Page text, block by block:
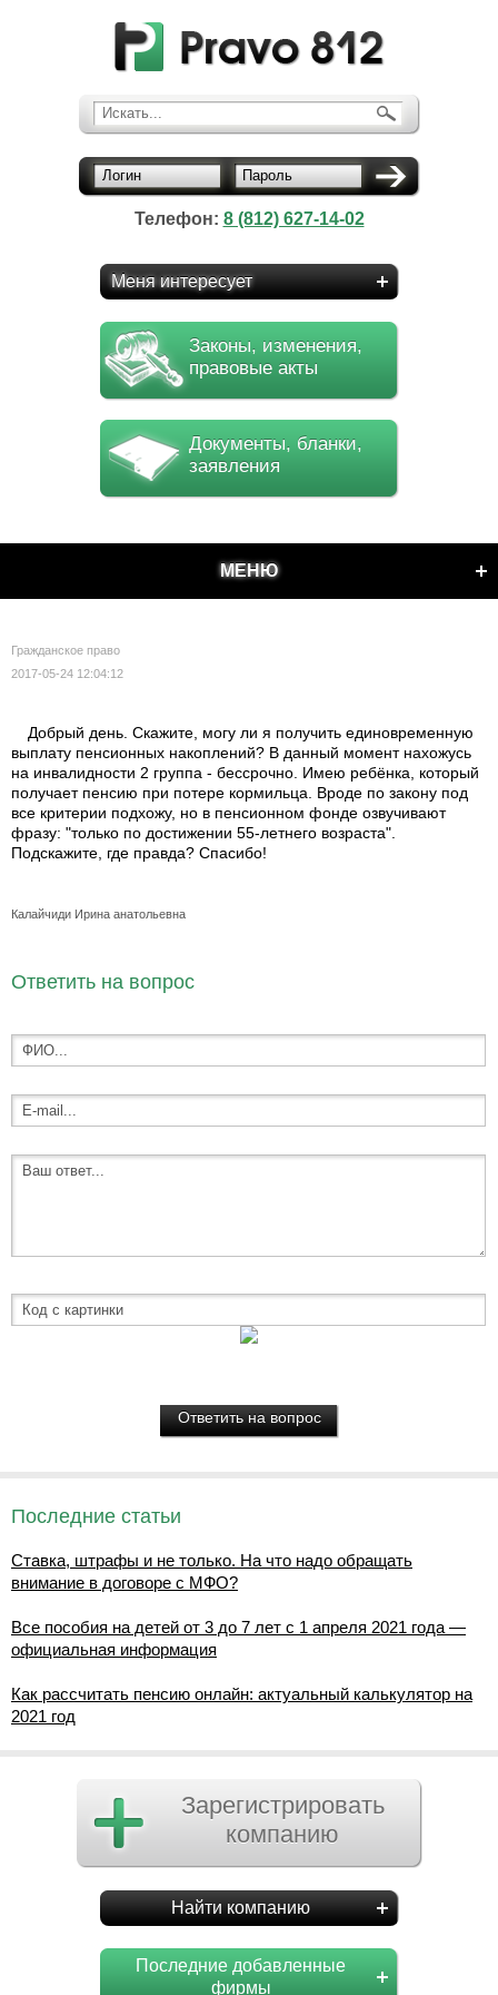
Искать...
Логин Пароль
Телефон: 8 (812) 627-14-02
Меня интересует
Законы, изменения,
правовые акты
Документы, бланки,
заявления
МЕНЮ
Гражданское право
2017-05-24 12:04:12
Добрый день. Скажите, могу ли я получить единовременную
выплату пенсионных накоплений? В данный момент нахожусь
на инвалидности 2 группа - бессрочно. Имею ребёнка, который
получает пенсию при потере кормильца. Вроде по закону под
все критерии подхожу, но в пенсионном фонде озвучивают
фразу: "только по достижении 55-летнего возраста".
Подскажите, где правда? Спасибо!
Калайчиди Ирина анатольевна
Ответить на вопрос
Последние статьи
Ставка, штрафы и не только. На что надо обращать
внимание в договоре с МФО?
Все пособия на детей от 3 до 7 лет с 1 апреля 2021 года —
официальная информация
Как рассчитать пенсию онлайн: актуальный калькулятор на
2021 год
Зарегистрировать
компанию
Найти компанию
Последние добавленные
фирмы